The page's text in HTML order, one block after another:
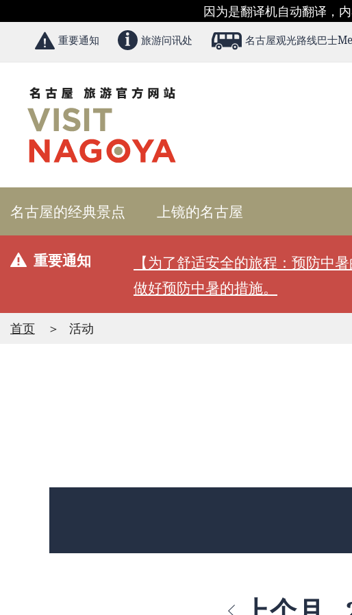
因为是翻译机自动翻译，
重要通知 旅游问讯处 名古屋观光路线巴士
名古屋的经典景点 上镜的名古屋
重要通知
【为了舒适安全的旅程：预防中
做好预防中暑的措施。
首页 活动